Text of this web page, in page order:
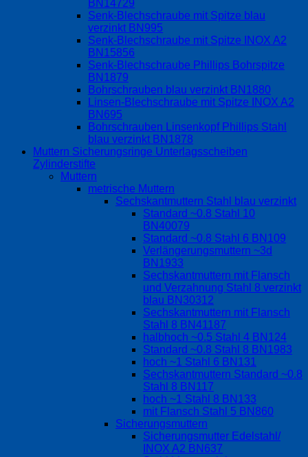
BN14729
Senk-Blechschraube mit Spitze blau
verzinkt BN995
Senk-Blechschraube mit Spitze INOX A2
BN15856
Senk-Blechschraube Phillips Bohrspitze
BN1879
Bohrschrauben blau verzinkt BN1880
Linsen-Blechschraube mit Spitze INOX A2
BN695
Bohrschrauben Linsenkopf Phillips Stahl
blau verzinkt BN1878
Muttern Sicherungsringe Unterlagsscheiben
Zylinderstifte
Muttern
metrische Muttern
Sechskantmuttern Stahl blau verzinkt
Standard ~0.8 Stahl 10
BN40079
Standard ~0.8 Stahl 6 BN109
Verlängerungsmuttern ~3d
BN1933
Sechskantmuttern mit Flansch
und Verzahnung Stahl 8 verzinkt
blau BN30312
Sechskantmuttern mit Flansch
Stahl 8 BN41187
halbhoch ~0.5 Stahl 4 BN124
Standard ~0.8 Stahl 8 BN1983
hoch ~1 Stahl 6 BN131
Sechskantmuttern Standard ~0.8
Stahl 8 BN117
hoch ~1 Stahl 8 BN133
mit Flansch Stahl 5 BN860
Sicherungsmuttern
Sicherungsmutter Edelstahl/
INOX A2 BN637